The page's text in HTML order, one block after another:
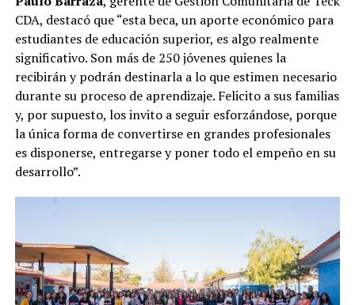
CDA, destacó que “esta beca, un aporte económico para
estudiantes de educación superior, es algo realmente
significativo. Son más de 250 jóvenes quienes la
recibirán y podrán destinarla a lo que estimen necesario
durante su proceso de aprendizaje. Felicito a sus familias
y, por supuesto, los invito a seguir esforzándose, porque
la única forma de convertirse en grandes profesionales
es disponerse, entregarse y poner todo el empeño en su
desarrollo”.